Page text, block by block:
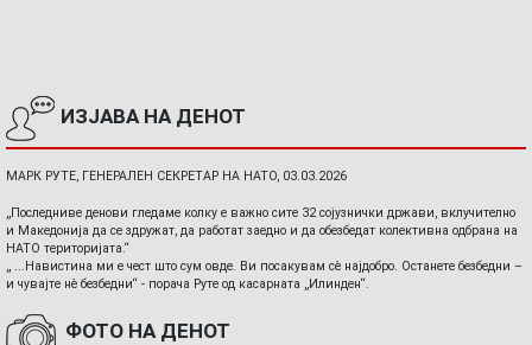
ИЗЈАВА НА ДЕНОТ
МАРК РУТЕ, ГЕНЕРАЛЕН СЕКРЕТАР НА НАТО, 03.03.2026
„Последниве денови гледаме колку е важно сите 32 сојузнички држави, вклучително
и Македонија да се здружат, да работат заедно и да обезбедат колективна одбрана на
НАТО територијата.“
„ ...Навистина ми е чест што сум овде. Ви посакувам сè најдобро. Останете безбедни –
и чувајте нè безбедни“ - порача Руте од касарната „Илинден“.
ФОТО НА ДЕНОТ